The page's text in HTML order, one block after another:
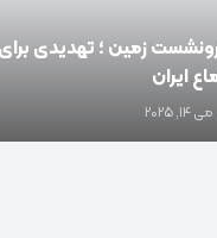
زمین ؛ تهدیدی
ایران
می 14, 2025